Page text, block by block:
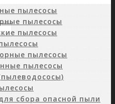
пылесосы
пылесосы
пылесосы
пылесосы
пылесосы
сбора опасной пыли